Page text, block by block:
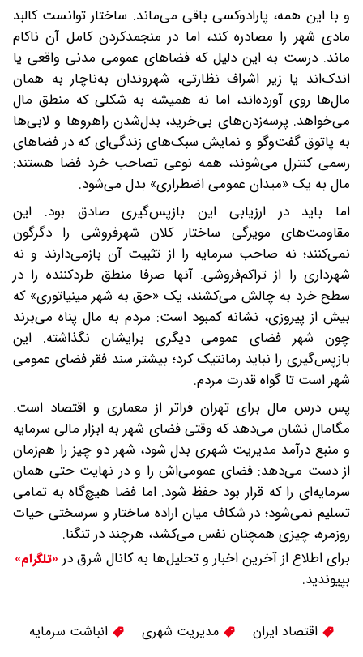
و با این‌ همه، پارادوکسی باقی می‌ماند. ساختار توانست کالبد
مادی شهر را مصادره کند، اما در منجمدکردن کامل آن ناکام
ماند. درست به این دلیل که فضاهای عمومی مدنی واقعی یا
اندک‌اند یا زیر اشراف نظارتی، شهروندان به‌ناچار به همان
مال‌ها روی آورده‌اند، اما نه همیشه به شکلی که منطق مال
می‌خواهد. پرسه‌زدن‌های بی‌خرید، بدل‌شدن راهروها و لابی‌ها
به پاتوق گفت‌وگو‌ و نمایش سبک‌های زندگی‌ای که در فضاهای
رسمی کنترل می‌شوند، همه نوعی تصاحب خرد فضا هستند:
مال به یک «میدان عمومی اضطراری» بدل می‌شود.
اما باید در ارزیابی این بازپس‌گیری صادق بود. این
مقاومت‌های مویرگی ساختار کلان شهرفروشی را دگرگون
نمی‌کنند؛ نه صاحب سرمایه را از تثبیت آن بازمی‌دارند و نه
شهرداری را از تراکم‌فروشی. آنها صرفا منطق طردکننده را در
سطح خرد به چالش می‌کشند، یک «حق به شهر مینیاتوری» که
بیش از پیروزی، نشانه کمبود است: مردم به مال پناه می‌برند
چون شهر فضای عمومی دیگری برایشان نگذاشته. این
بازپس‌گیری را نباید رمانتیک کرد؛ بیشتر سند فقر فضای عمومی
شهر است تا گواه قدرت مردم.
پس درس مال برای تهران فراتر از معماری و اقتصاد است.
مگامال نشان می‌دهد که وقتی فضای شهر به ابزار مالی سرمایه
و منبع درآمد مدیریت شهری بدل شود، شهر دو چیز را هم‌زمان
از دست می‌دهد: فضای عمومی‌اش را‌ و در نهایت حتی همان
سرمایه‌ای را که قرار بود حفظ شود. اما فضا‌ هیچ‌گاه به تمامی
تسلیم نمی‌شود؛ در شکاف میان اراده ساختار و سرسختی حیات
روزمره، چیزی همچنان نفس می‌کشد، هرچند در تنگنا.
برای اطلاع از آخرین اخبار و تحلیل‌ها به کانال شرق در «تلگرام»
بپیوندید.
اقتصاد ایران مدیریت شهری انباشت سرمایه